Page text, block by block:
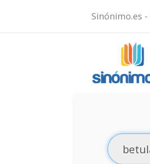
Sinónimo.es -